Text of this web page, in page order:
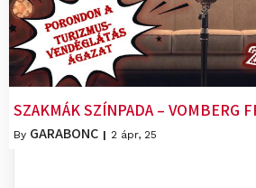
SZAKMÁK SZÍNPADA – VOMBERG
By GARABONC | 2 ápr, 25